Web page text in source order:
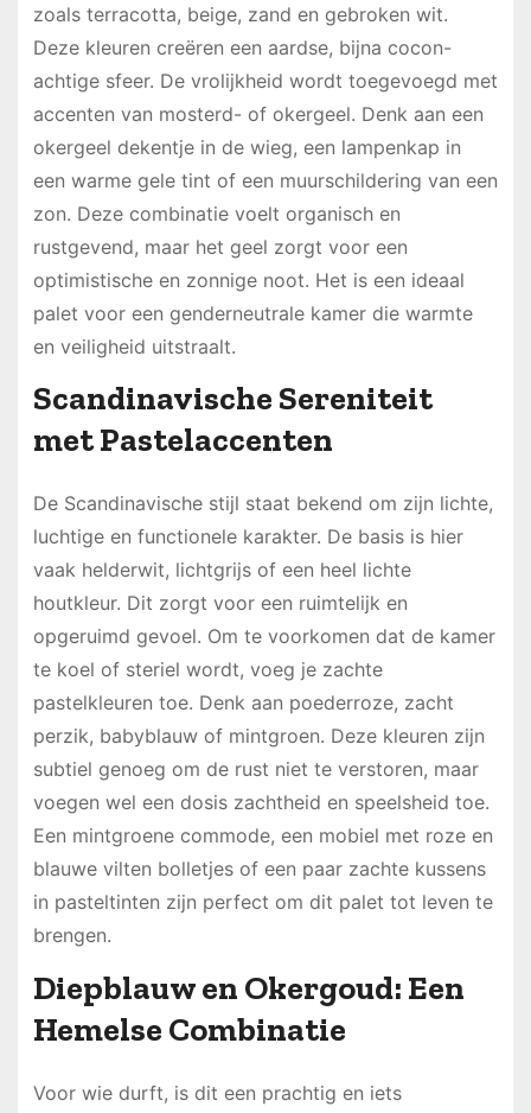
zoals terracotta, beige, zand en gebroken wit.
Deze kleuren creëren een aardse, bijna cocon-
achtige sfeer. De vrolijkheid wordt toegevoegd met
accenten van mosterd- of okergeel. Denk aan een
okergeel dekentje in de wieg, een lampenkap in
een warme gele tint of een muurschildering van een
zon. Deze combinatie voelt organisch en
rustgevend, maar het geel zorgt voor een
optimistische en zonnige noot. Het is een ideaal
palet voor een genderneutrale kamer die warmte
en veiligheid uitstraalt.
Scandinavische Sereniteit
met Pastelaccenten
De Scandinavische stijl staat bekend om zijn lichte,
luchtige en functionele karakter. De basis is hier
vaak helderwit, lichtgrijs of een heel lichte
houtkleur. Dit zorgt voor een ruimtelijk en
opgeruimd gevoel. Om te voorkomen dat de kamer
te koel of steriel wordt, voeg je zachte
pastelkleuren toe. Denk aan poederroze, zacht
perzik, babyblauw of mintgroen. Deze kleuren zijn
subtiel genoeg om de rust niet te verstoren, maar
voegen wel een dosis zachtheid en speelsheid toe.
Een mintgroene commode, een mobiel met roze en
blauwe vilten bolletjes of een paar zachte kussens
in pasteltinten zijn perfect om dit palet tot leven te
brengen.
Diepblauw en Okergoud: Een
Hemelse Combinatie
Voor wie durft, is dit een prachtig en iets